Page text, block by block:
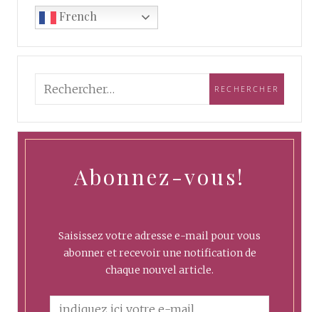
French
Abonnez-vous!
Saisissez votre adresse e-mail pour vous
abonner et recevoir une notification de
chaque nouvel article.